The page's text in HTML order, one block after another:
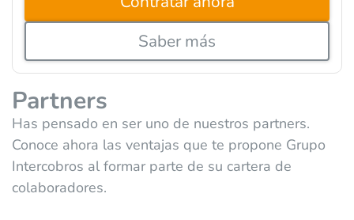
Saber más
Partners
Has pensado en ser uno de nuestros partners.
Conoce ahora las ventajas que te propone Grupo
Intercobros al formar parte de su cartera de
colaboradores.